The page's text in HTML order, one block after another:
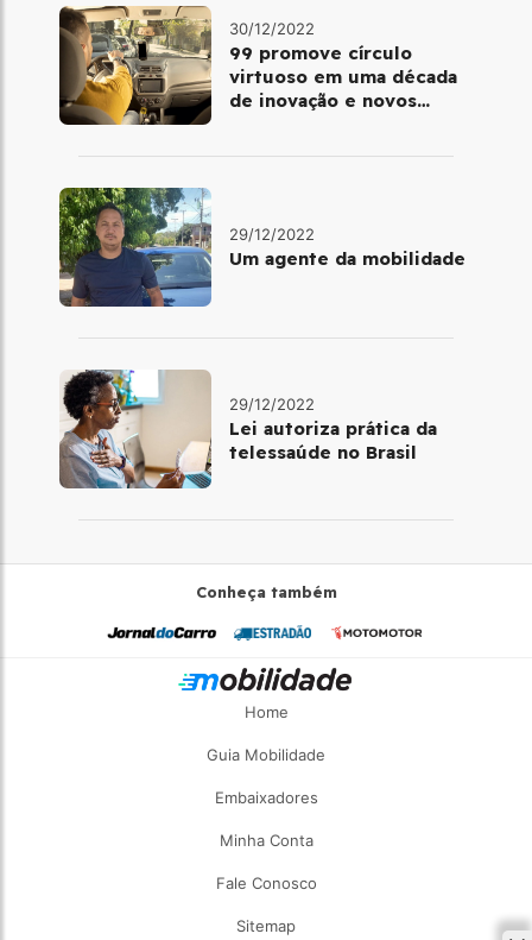
30/12/2022
99 promove círculo
virtuoso em uma década
de inovação e novos
29/12/2022
Um agente da mobilidade
29/12/2022
Lei autoriza prática da
telessaúde no Brasil
Conheça também
Home
Guia Mobilidade
Embaixadores
Minha Conta
Fale Conosco
Sitemap